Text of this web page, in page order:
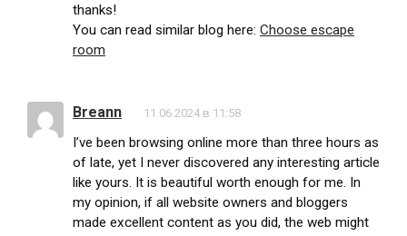
thanks!
You can read similar blog here: Choose escape
room
Breann 11.06.2024 в 11:58
I’ve been browsing online more than three hours as
of late, yet I never discovered any interesting article
like yours. It is beautiful worth enough for me. In
my opinion, if all website owners and bloggers
made excellent content as you did, the web might